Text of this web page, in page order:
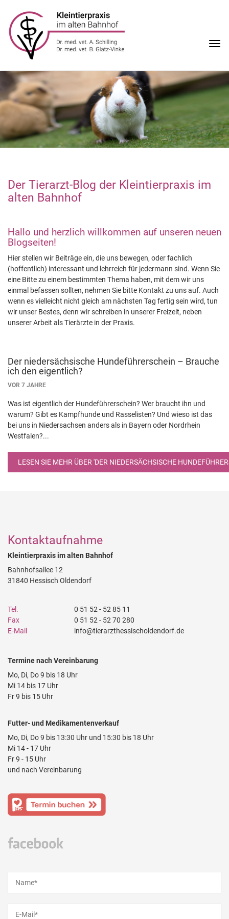
Der Tierarzt-Blog der Kleintierpraxis im
alten Bahnhof
Hallo und herzlich willkommen auf unseren neuen
Blogseiten!
Hier stellen wir Beiträge ein, die uns bewegen, oder fachlich
(hoffentlich) interessant und lehrreich für jedermann sind. Wenn Sie
eine Bitte zu einem bestimmten Thema haben, mit dem wir uns
einmal befassen sollten, nehmen Sie bitte Kontakt zu uns auf. Auch
wenn es vielleicht nicht gleich am nächsten Tag fertig sein wird, tun
wir unser Bestes, denn wir schreiben in unserer Freizeit, neben
unserer Arbeit als Tierärzte in der Praxis.
Der niedersächsische Hundeführerschein – Brauche
ich den eigentlich?
VOR 7 JAHRE
Was ist eigentlich der Hundeführerschein? Wer braucht ihn und
warum? Gibt es Kampfhunde und Rasselisten? Und wieso ist das
bei uns in Niedersachsen anders als in Bayern oder Nordrhein
Westfalen?...
LESEN SIE MEHR ÜBER 'DER NIEDERSÄCHSISCHE
Kontaktaufnahme
Kleintierpraxis im alten Bahnhof
Bahnhofsallee 12
31840 Hessisch Oldendorf
Tel.
0 51 52 - 52 85 11
Fax
0 51 52 - 52 70 280
E-Mail
info@tierarzthessischoldendorf.de
Termine nach Vereinbarung
Mo, Di, Do 9 bis 18 Uhr
Mi 14 bis 17 Uhr
Fr 9 bis 15 Uhr
Futter- und Medikamentenverkauf
Mo, Di, Do 9 bis 13:30 Uhr und 15:30 bis 18 Uhr
Mi 14 - 17 Uhr
Fr 9 - 15 Uhr
und nach Vereinbarung